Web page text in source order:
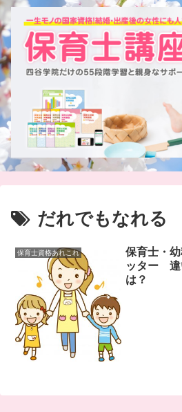
だれでもなれる
保育士資格あれこれ
保育士・
ッター 違
は？